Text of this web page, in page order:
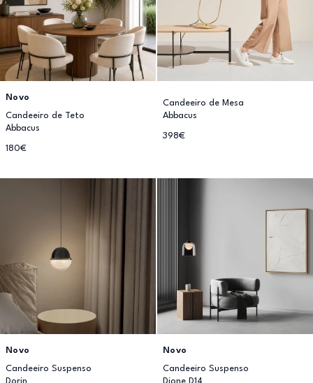
Novo
Candeeiro de Teto
Abbacus
180€
Candeeiro de Mesa
Abbacus
398€
Novo
Candeeiro Suspenso
Novo
Candeeiro Suspenso